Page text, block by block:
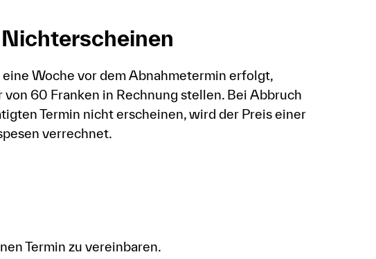
Woche vor dem Abnahmetermin erfolgt,
60 Franken in Rechnung stellen. Bei Abbruch
Termin nicht erscheinen, wird der Preis einer
verrechnet.
Termin zu vereinbaren.